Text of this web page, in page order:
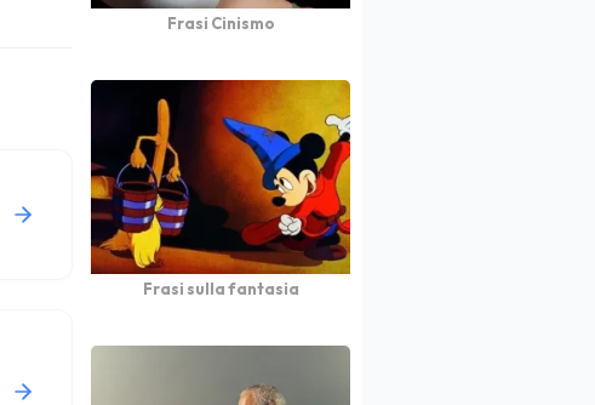
Frasi Cinismo
Frasi sulla fantasia